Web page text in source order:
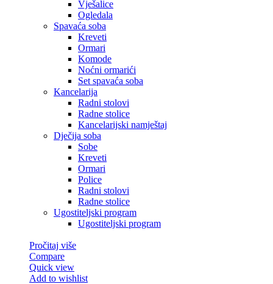
Vješalice
Ogledala
Spavaća soba
Kreveti
Ormari
Komode
Noćni ormarići
Set spavaća soba
Kancelarija
Radni stolovi
Radne stolice
Kancelarijski namještaj
Dječija soba
Sobe
Kreveti
Ormari
Police
Radni stolovi
Radne stolice
Ugostiteljski program
Ugostiteljski program
Pročitaj više
Compare
Quick view
Add to wishlist